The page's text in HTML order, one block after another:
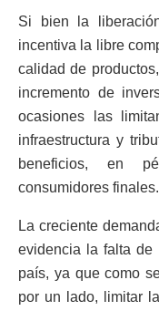
Si bien la
incentiva la libre
calidad de
incremento de
ocasiones las
infraestructura y
beneficios, en
consumidores finales.
La creciente
evidencia la falta de
país, ya que como
por un lado, limitar